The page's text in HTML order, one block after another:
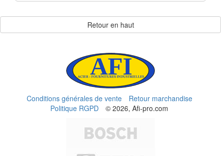
Retour en haut
Conditions générales de vente
Retour marchandise
Politique RGPD
© 2026, Afi-pro.com